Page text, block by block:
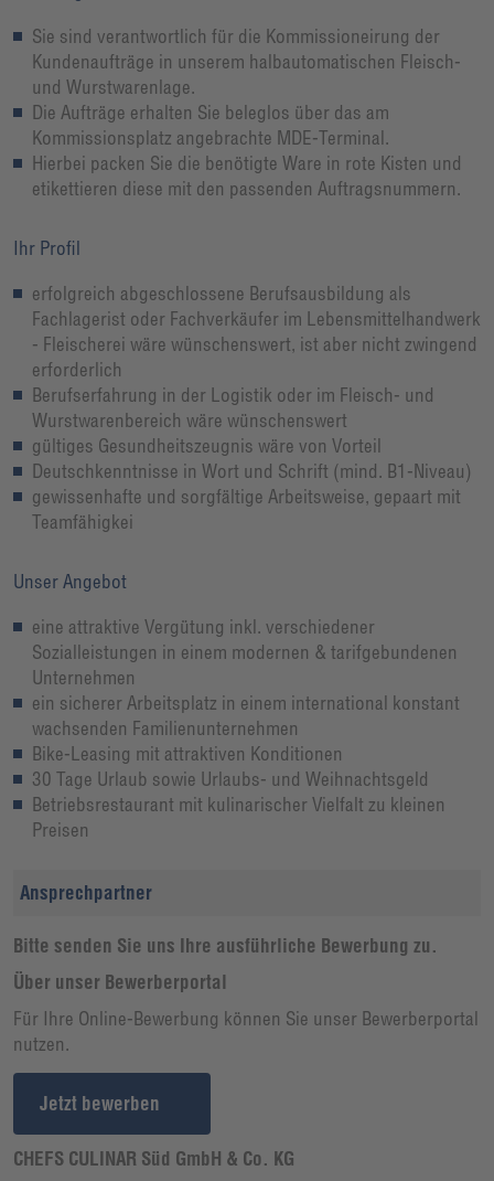
Sie sind verantwortlich für die Kommissioneirung der
Kundenaufträge in unserem halbautomatischen Fleisch-
und Wurstwarenlage.
Die Aufträge erhalten Sie beleglos über das am
Kommissionsplatz angebrachte MDE-Terminal.
Hierbei packen Sie die benötigte Ware in rote Kisten und
etikettieren diese mit den passenden Auftragsnummern.
Ihr Profil
erfolgreich abgeschlossene Berufsausbildung als
Fachlagerist oder Fachverkäufer im Lebensmittelhandwerk
- Fleischerei wäre wünschenswert, ist aber nicht zwingend
erforderlich
Berufserfahrung in der Logistik oder im Fleisch- und
Wurstwarenbereich wäre wünschenswert
gültiges Gesundheitszeugnis wäre von Vorteil
Deutschkenntnisse in Wort und Schrift (mind. B1-Niveau)
gewissenhafte und sorgfältige Arbeitsweise, gepaart mit
Teamfähigkei
Unser Angebot
eine attraktive Vergütung inkl. verschiedener
Sozialleistungen in einem modernen & tarifgebundenen
Unternehmen
ein sicherer Arbeitsplatz in einem international konstant
wachsenden Familienunternehmen
Bike-Leasing mit attraktiven Konditionen
30 Tage Urlaub sowie Urlaubs- und Weihnachtsgeld
Betriebsrestaurant mit kulinarischer Vielfalt zu kleinen
Preisen
Ansprechpartner
Bitte senden Sie uns Ihre ausführliche Bewerbung zu.
Über unser Bewerberportal
Für Ihre Online-Bewerbung können Sie unser Bewerberportal
nutzen.
Jetzt bewerben
CHEFS CULINAR Süd GmbH & Co. KG